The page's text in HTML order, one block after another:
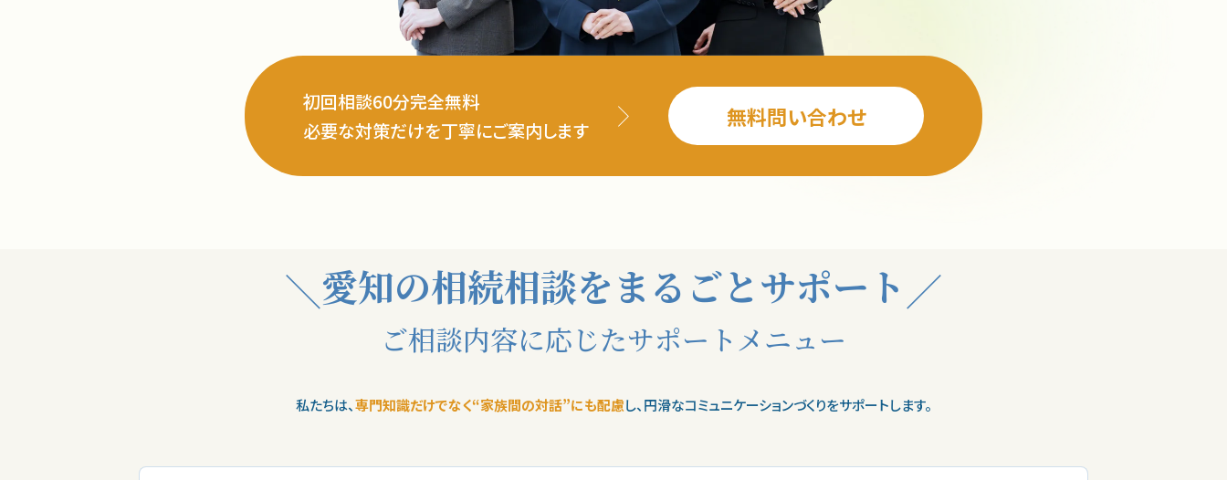
初回相談60分完全無料
必要な対策だけを丁寧にご案内します
無料問い合わせ
愛知の相続相談をまるごとサポート
ご相談内容に応じたサポートメニュー
私たちは、専門知識だけでなく“家族間の対話”にも配慮し、円滑なコミュニケーションづくりをサポートします。